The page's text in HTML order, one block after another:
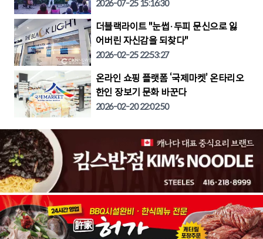
2026-07-25 15:16:30
더블랙라이트 "눈썹·두피 문신으로 잃
어버린 자신감을 되찾다"
2026-02-25 22:53:27
온라인 쇼핑 플랫폼 ‘국제마켓’ 온타리오
한인 장보기 문화 바꾼다
2026-02-20 22:02:50